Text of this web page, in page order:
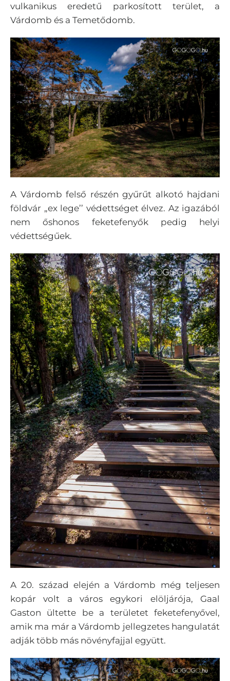
vulkanikus eredetű parkosított terület, a
Várdomb és a Temetődomb.
A Várdomb felső részén gyűrűt alkotó hajdani
földvár „ex lege’’ védettséget élvez. Az igazából
nem őshonos feketefenyők pedig helyi
védettségűek.
A 20. század elején a Várdomb még teljesen
kopár volt a város egykori elöljárója, Gaal
Gaston ültette be a területet feketefenyővel,
amik ma már a Várdomb jellegzetes hangulatát
adják több más növényfajjal együtt.